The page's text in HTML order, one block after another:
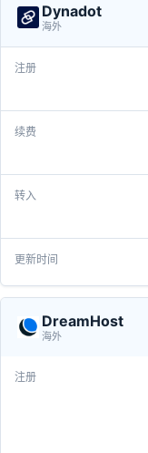
Dynadot
海外
DreamHost
海外